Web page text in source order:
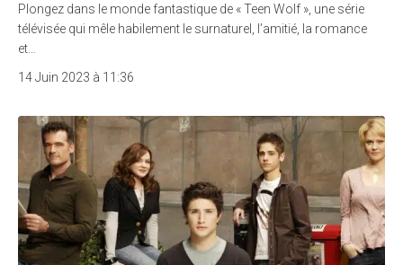
Plongez dans le monde fantastique de « Teen Wolf », une série
télévisée qui mêle habilement le surnaturel, l’amitié, la romance
et…
14 Juin 2023 à 11:36